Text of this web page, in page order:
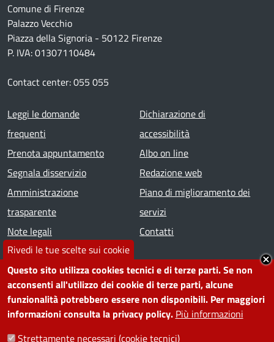
Rivedi le tue scelte sui cookie
Questo sito utilizza cookies tecnici e di terze parti. Se non
acconsenti all'utilizzo dei cookie di terze parti, alcune
funzionalità potrebbero essere non disponibili. Per maggiori
informazioni consulta la privacy policy. Più informazioni
Strettamente necessari (cookie tecnici)
Comune di Firenze
Palazzo Vecchio
Piazza della Signoria - 50122 Firenze
P. IVA: 01307110484
Contact center: 055 055
Footer menu
Leggi le domande
frequenti
Prenota appuntamento
Segnala disservizio
Amministrazione
trasparente
Note legali
Dichiarazione di
accessibilità
Albo on line
Redazione web
Piano di miglioramento dei
servizi
Contatti
SEGUICI SU
Facebook
Instagram
YouTubeTelegram
WhatsApp
TwitterLinkedin
PRIVACY